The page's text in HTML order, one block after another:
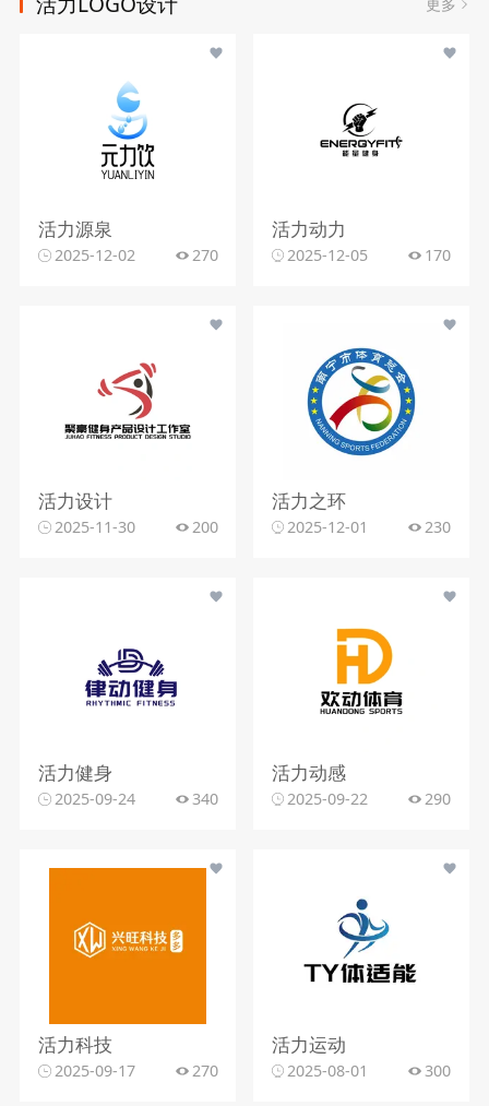
活力源泉
2025-12-02 270
活力动力
2025-12-05 170
活力设计
2025-11-30 200
活力之环
2025-12-01 230
活力健身
2025-09-24 340
活力动感
2025-09-22 290
活力科技
2025-09-17 270
活力运动
2025-08-01 300